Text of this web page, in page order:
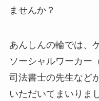
ませんか？
あんしんの輪では、
ソーシャルワーカー
司法書士の先生など
いただいてまいりまし